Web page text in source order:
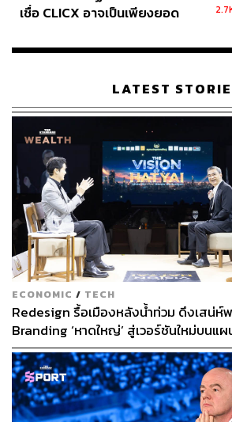
เชื่อ CLICX อาจเป็นเพียงยอด
เรือนไทยที่ถูกซุกไว้
LATEST
ECONOMIC / TECH
Redesign รื้อเมืองหลังน้ำท่วม ดึงเสน่
Branding ‘หาดใหญ่’ สู่เวอร์ชันใหม่บนแผ